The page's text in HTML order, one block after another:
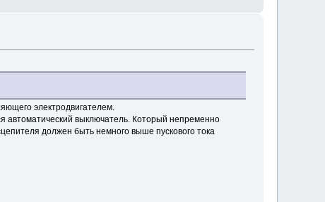
электродвигателем.
автоматический выключатель. Который непременно
должен быть немного выше пускового тока